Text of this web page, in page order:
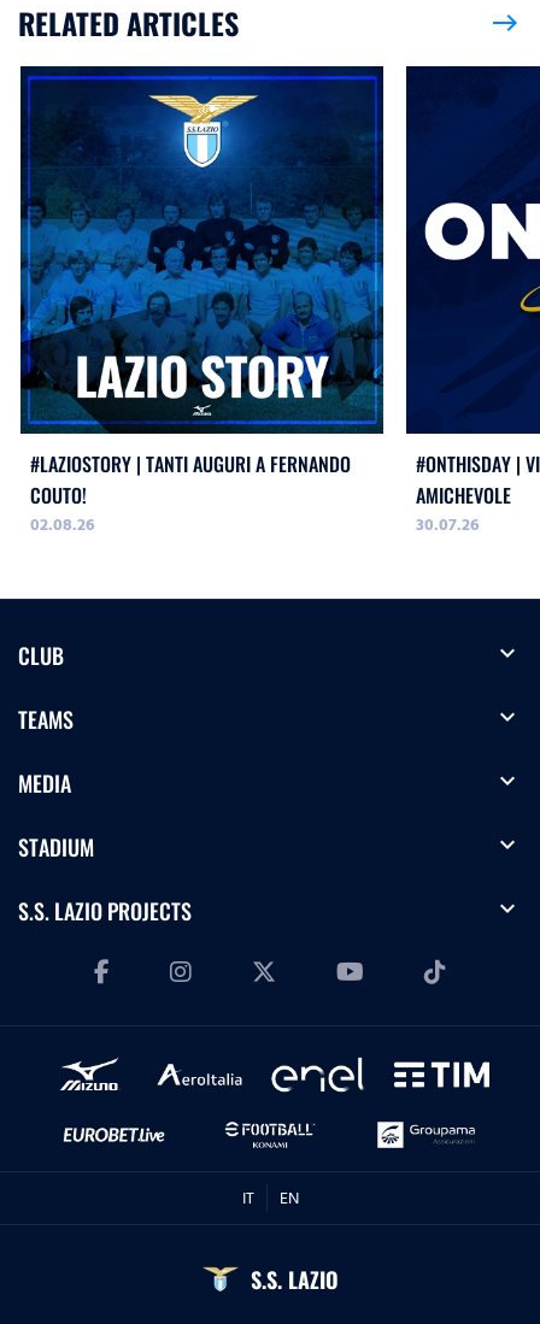
RELATED ARTICLES east
#LAZIOSTORY | TANTI AUGURI A FERNANDO
COUTO!
02.08.26
#ONTHISDAY |
AMICHEVOLE
30.07.26
CLUB expand_more
TEAMS expand_more
MEDIA expand_more
STADIUM expand_more
S.S. LAZIO PROJECTS expand_more
IT EN
S.S. LAZIO